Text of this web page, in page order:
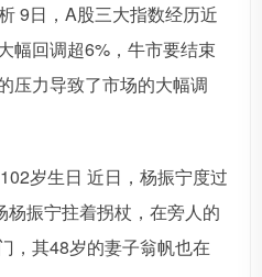
9日，A股三大指数经历近
幅回调超6%，牛市要结束
压力导致了市场的大幅调
岁生日 近日，杨振宁度过
振宁拄着拐杖，在旁人的
，其48岁的妻子翁帆也在